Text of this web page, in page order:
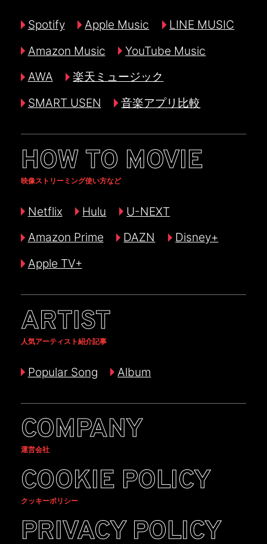
Spotify Apple Music
LINE MUSIC
Amazon Music
YouTube Music
AWA
楽天ミュージック
SMART USEN
音楽アプリ比較
HOW TO MOVIE
映像ストリーミング使い方など
Netflix Hulu
U-NEXT
Amazon Prime
DAZN
Disney+
Apple TV+
ARTIST
人気アーティスト紹介記事
Popular Song Album
COMPANY
運営会社
COOKIE POLICY
クッキーポリシー
PRIVACY POLICY